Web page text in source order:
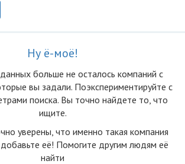
Ну ё-моё!
больше не осталоcь компаний с
вы задали. Поэкспериментируйте с
поиска. Вы точно найдете то, что
ищите.
уверены, что именно такая компания
её! Помогите другим людям её
найти